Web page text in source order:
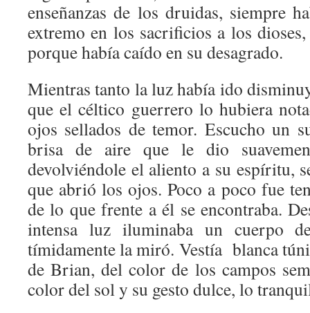
enseñanzas de los druidas, siempre
extremo en los sacrificios a los
porque había caído en su desagrado.
Mientras tanto la luz había ido
que el céltico guerrero lo hubiera
ojos sellados de temor. Escucho un
brisa de aire que le dio
devolviéndole el aliento a su espíritu,
que abrió los ojos. Poco a poco fue
de lo que frente a él se encontraba.
intensa luz iluminaba un cuerpo
tímidamente la miró. Vestía blanca
de Brian, del color de los campos
color del sol y su gesto dulce, lo